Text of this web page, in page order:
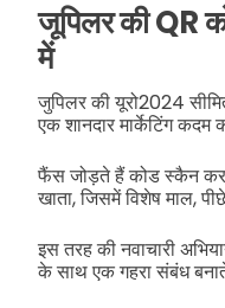
जूपिलर की QR
में
जुपिलर की यूरो2024
एक शानदार मार्केटिंग कदम
फैंस जोड़ते हैं कोड स्कैन
खाता, जिसमें विशेष माल,
इस तरह की नवाचारी
के साथ एक गहरा संबंध